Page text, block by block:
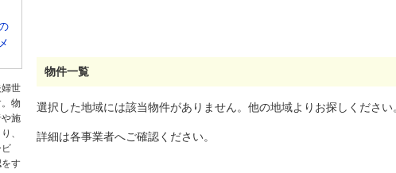
物件一覧
選択した地域には該当物件がありません。他の地域よりお探しください
詳細は各事業者へご確認ください。
世
物
施
、
す